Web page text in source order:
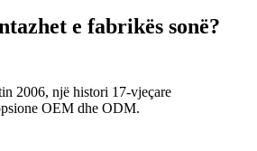
e fabrikës sonë?
2006, një histori 17-vjeçare
OEM dhe ODM.